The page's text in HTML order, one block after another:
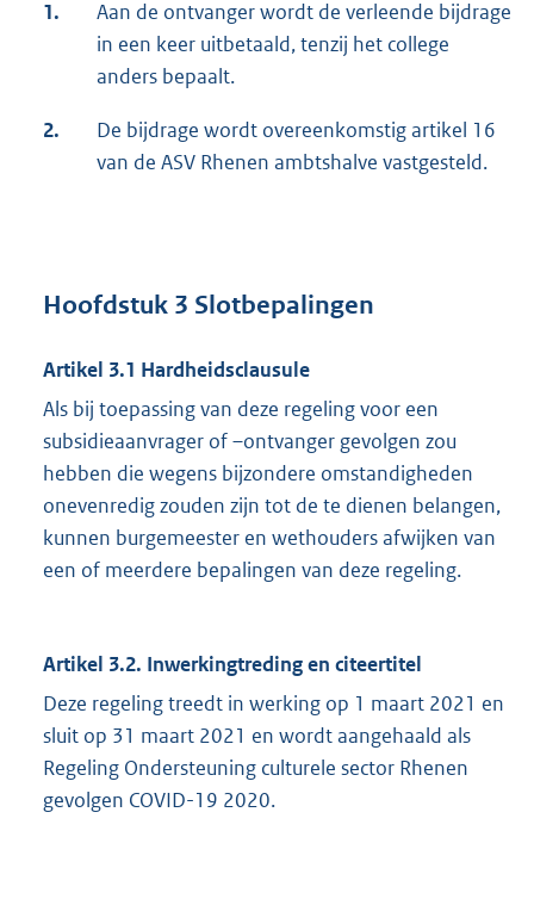
1.
Aan de ontvanger wordt de verleende bijdrage
in een keer uitbetaald, tenzij het college
anders bepaalt.
2.
De bijdrage wordt overeenkomstig artikel 16
van de ASV Rhenen ambtshalve vastgesteld.
Hoofdstuk 3 Slotbepalingen
Artikel 3.1 Hardheidsclausule
Als bij toepassing van deze regeling voor een
subsidieaanvrager of –ontvanger gevolgen zou
hebben die wegens bijzondere omstandigheden
onevenredig zouden zijn tot de te dienen belangen,
kunnen burgemeester en wethouders afwijken van
een of meerdere bepalingen van deze regeling.
Artikel 3.2. Inwerkingtreding en citeertitel
Deze regeling treedt in werking op 1 maart 2021 en
sluit op 31 maart 2021 en wordt aangehaald als
Regeling Ondersteuning culturele sector Rhenen
gevolgen COVID-19 2020.